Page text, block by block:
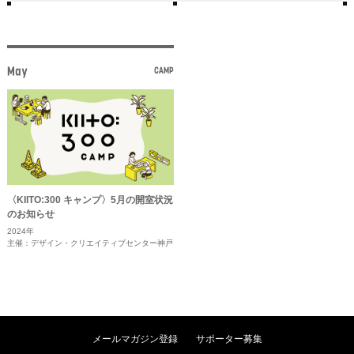
May CAMP
〈KIITO:300 キャンプ〉5月の開室状況
のお知らせ
2024年
主催：デザイン・クリエイティブセンター神戸
メールマガジン登録 サポーター募集